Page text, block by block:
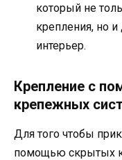
который не
крепления, но
интерьер.
Крепление с
крепежных
Для того чтобы
помощью скрытых